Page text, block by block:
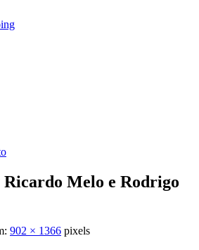
Melo e Rodrigo
902 × 1366 pixels